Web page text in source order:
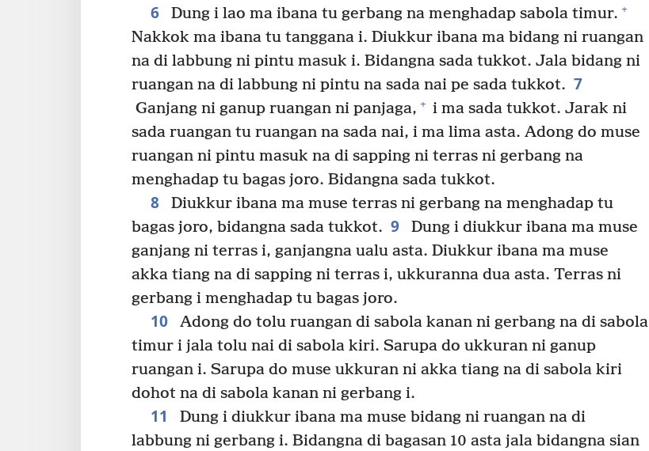
6 Dung i lao ma ibana tu gerbang na menghadap sabola timur. +
Nakkok ma ibana tu tanggana i. Diukkur ibana ma bidang ni ruangan
na di labbung ni pintu masuk i. Bidangna sada tukkot. Jala bidang ni
ruangan na di labbung ni pintu na sada nai pe sada tukkot. 7
Ganjang ni ganup ruangan ni panjaga, + i ma sada tukkot. Jarak ni
sada ruangan tu ruangan na sada nai, i ma lima asta. Adong do muse
ruangan ni pintu masuk na di sapping ni terras ni gerbang na
menghadap tu bagas joro. Bidangna sada tukkot.
8
Diukkur ibana ma muse terras ni gerbang na menghadap tu
bagas joro, bidangna sada tukkot. 9
Dung i diukkur ibana ma muse
ganjang ni terras i, ganjangna ualu asta. Diukkur ibana ma muse
akka tiang na di sapping ni terras i, ukkuranna dua asta. Terras ni
gerbang i menghadap tu bagas joro.
10
Adong do tolu ruangan di sabola kanan ni gerbang na di sabola
timur i jala tolu nai di sabola kiri. Sarupa do ukkuran ni ganup
ruangan i. Sarupa do muse ukkuran ni akka tiang na di sabola kiri
dohot na di sabola kanan ni gerbang i.
11
Dung i diukkur ibana ma muse bidang ni ruangan na di
labbung ni gerbang i. Bidangna di bagasan 10 asta jala bidangna sian